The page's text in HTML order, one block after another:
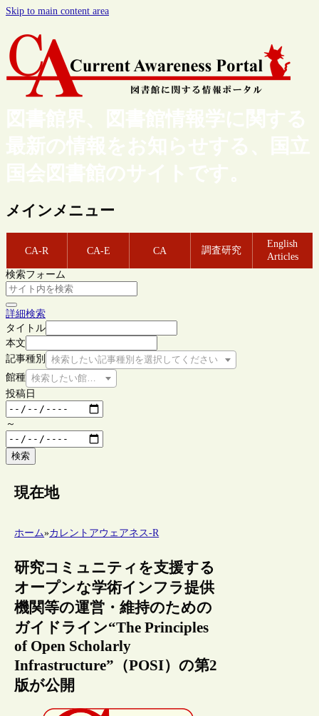
Skip to main content area
図書館界、図書館情報学に関する
最新の情報をお知らせする、国立
国会図書館のサイトです。
メインメニュー
CA-R CA-E CA 調査研究
English
Articles
検索フォーム
詳細検索
タイトル
本文
記事種別
検索したい記事種別を選択してください
館種 検索したい館種を選択してください
投稿日
～
検索
現在地
ホーム»カレントアウェアネス-R
研究コミュニティを支援する
オープンな学術インフラ提供
機関等の運営・維持のための
ガイドライン“The Principles
of Open Scholarly
Infrastructure”（POSI）の第2
版が公開